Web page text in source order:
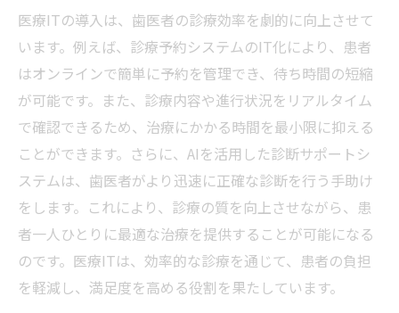
愛媛県東温市と伊方町におけるIT活用の具
体的事例
デジタル技術で変わる歯科治療の現状
医療IT導入による治療時間の短縮と効率化
愛媛県東温市と伊方町での患者満足度向上
の要因
個別最適化された治療プランの実現方法
未来を見据えた歯科治療の進化
愛媛県東温市と伊方町の歯医者で医療ITを活用
する理由とは
医療ITの導入は、歯医者の診療効率を劇的に向上させて
います。例えば、診療予約システムのIT化により、患者
はオンラインで簡単に予約を管理でき、待ち時間の短縮
が可能です。また、診療内容や進行状況をリアルタイム
で確認できるため、治療にかかる時間を最小限に抑える
ことができます。さらに、AIを活用した診断サポートシ
ステムは、歯医者がより迅速に正確な診断を行う手助け
をします。これにより、診療の質を向上させながら、患
者一人ひとりに最適な治療を提供することが可能になる
のです。医療ITは、効率的な診療を通じて、患者の負担
を軽減し、満足度を高める役割を果たしています。